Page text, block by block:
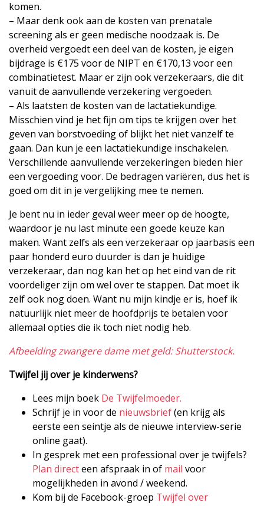
komen.
– Maar denk ook aan de kosten van prenatale
screening als er geen medische noodzaak is. De
overheid vergoedt een deel van de kosten, je eigen
bijdrage is €175 voor de NIPT en €170,13 voor een
combinatietest. Maar er zijn ook verzekeraars, die dit
vanuit de aanvullende verzekering vergoeden.
– Als laatsten de kosten van de lactatiekundige.
Misschien vind je het fijn om tips te krijgen over het
geven van borstvoeding of blijkt het niet vanzelf te
gaan. Dan kun je een lactatiekundige inschakelen.
Verschillende aanvullende verzekeringen bieden hier
een vergoeding voor. De bedragen variëren, dus het is
goed om dit in je vergelijking mee te nemen.
Je bent nu in ieder geval weer meer op de hoogte,
waardoor je nu last minute een goede keuze kan
maken. Want zelfs als een verzekeraar op jaarbasis een
paar honderd euro duurder is dan je huidige
verzekeraar, dan nog kan het op het eind van de rit
voordeliger zijn om wel over te stappen. Dat moet ik
zelf ook nog doen. Want nu mijn kindje er is, hoef ik
natuurlijk niet meer de hoofdprijs te betalen voor
allemaal opties die ik toch niet nodig heb.
Afbeelding zwangere dame met geld: Shutterstock.
Twijfel jij over je kinderwens?
Lees mijn boek De Twijfelmoeder.
Schrijf je in voor de nieuwsbrief(en krijg als
eerste een seintje als de nieuwe interview-serie
online gaat).
In gesprek met een professional over je twijfels?
Plan directeen afspraak in of mail voor
mogelijkheden in avond / weekend.
Kom bij de Facebook-groep Twijfel over